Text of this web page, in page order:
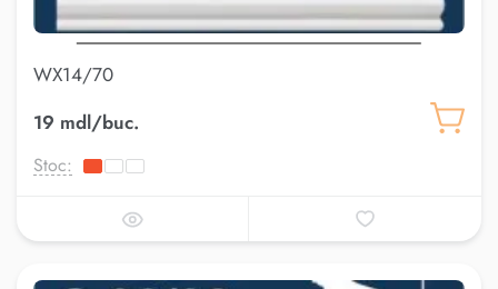
WX14/70
19 mdl/buc.
Stoc: